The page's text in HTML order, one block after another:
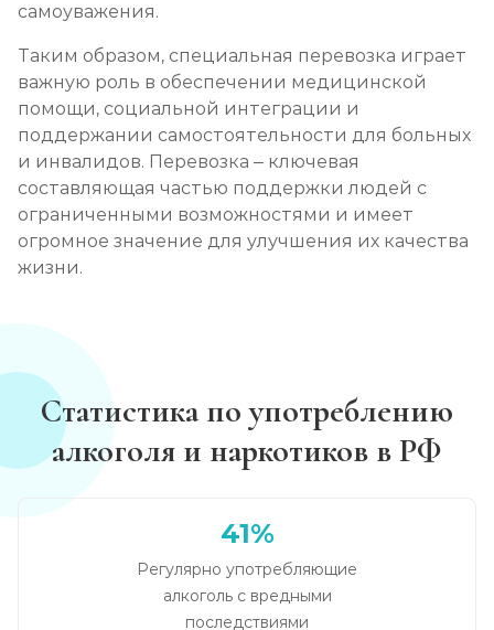
самоуважения.
Таким образом, специальная перевозка играет
важную роль в обеспечении медицинской
помощи, социальной интеграции и
поддержании самостоятельности для больных
и инвалидов. Перевозка – ключевая
составляющая частью поддержки людей с
ограниченными возможностями и имеет
огромное значение для улучшения их качества
жизни.
Статистика по употреблению
алкоголя и наркотиков в РФ
41%
Регулярно употребляющие
алкоголь с вредными
последствиями